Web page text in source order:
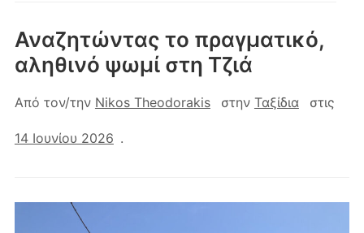
Αναζητώντας το πραγματικό,
αληθινό ψωμί στη Τζιά
Από τον/την Nikos Theodorakis στην Ταξίδια στις
14 Ιουνίου 2026 .